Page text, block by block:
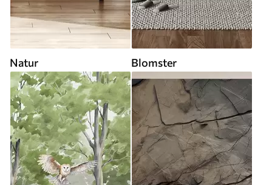
Natur Blomster